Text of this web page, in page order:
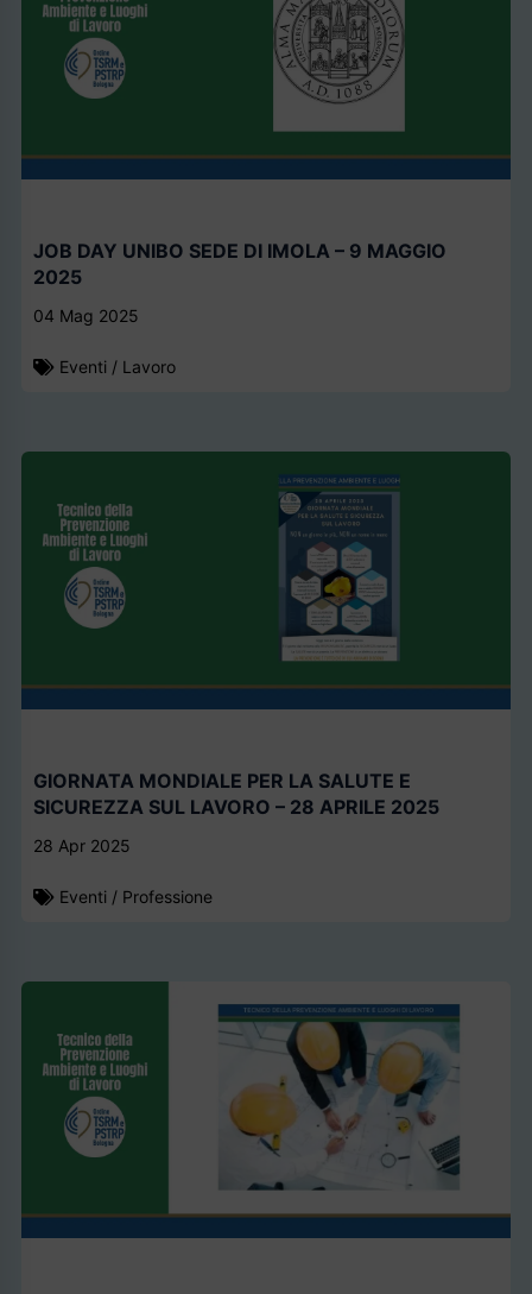
JOB DAY UNIBO SEDE DI IMOLA – 9 MAGGIO
2025
04 Mag 2025
Eventi / Lavoro
GIORNATA MONDIALE PER LA SALUTE E
SICUREZZA SUL LAVORO – 28 APRILE 2025
28 Apr 2025
Eventi / Professione